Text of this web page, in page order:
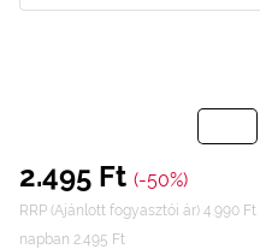
2.495 Ft (-50%)
RRP (Ajánlott fogyasztói ár) 4.990 Ft
napban 2.495 Ft